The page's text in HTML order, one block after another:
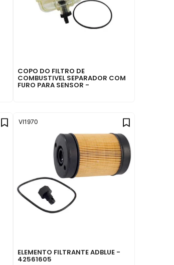
COPO DO FILTRO DE
COMBUSTIVEL SEPARADOR COM
FURO PARA SENSOR -
ELEMENTO FILTRANTE ADBLUE -
42561605
VI1970